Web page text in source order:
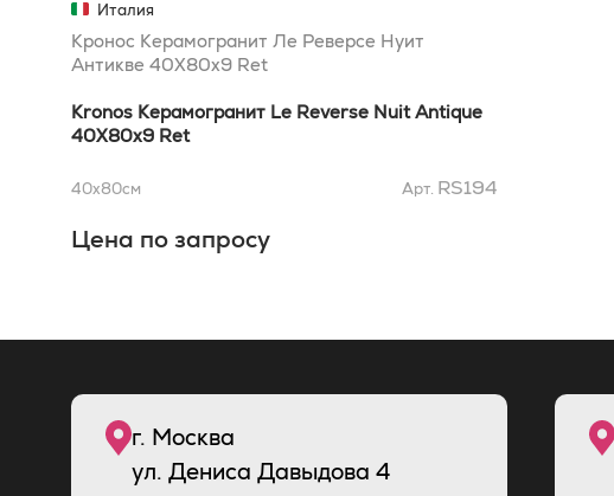
Италия
Кронос Керамогранит Ле Реверсе Нуит
Антикве 40X80х9 Ret
Kronos Керамогранит Le Reverse Nuit Antique
40X80х9 Ret
40x80см Арт. RS194
Цена по запросу
г. Москва
ул. Дениса Давыдова 4